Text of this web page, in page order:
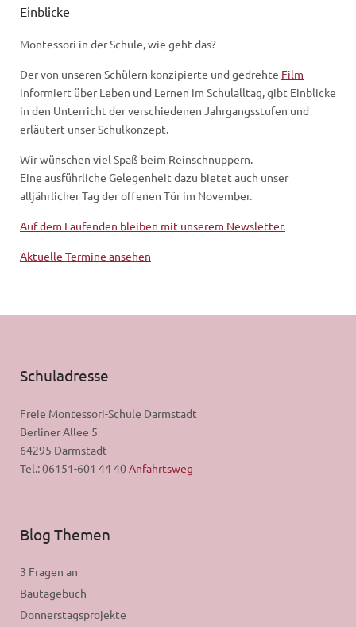
Einblicke
Montessori in der Schule, wie geht das?
Der von unseren Schülern konzipierte und gedrehte Film
informiert über Leben und Lernen im Schulalltag, gibt Einblicke
in den Unterricht der verschiedenen Jahrgangsstufen und
erläutert unser Schulkonzept.
Wir wünschen viel Spaß beim Reinschnuppern.
Eine ausführliche Gelegenheit dazu bietet auch unser
alljährlicher Tag der offenen Tür im November.
Auf dem Laufenden bleiben mit unserem Newsletter.
Aktuelle Termine ansehen
Schuladresse
Freie Montessori-Schule Darmstadt
Berliner Allee 5
64295 Darmstadt
Tel.: 06151-601 44 40 Anfahrtsweg
Blog Themen
3 Fragen an
Bautagebuch
Donnerstagsprojekte